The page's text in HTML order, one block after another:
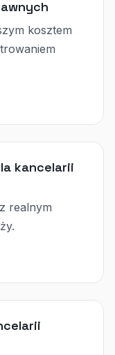
kosztem
kancelarii
realnym